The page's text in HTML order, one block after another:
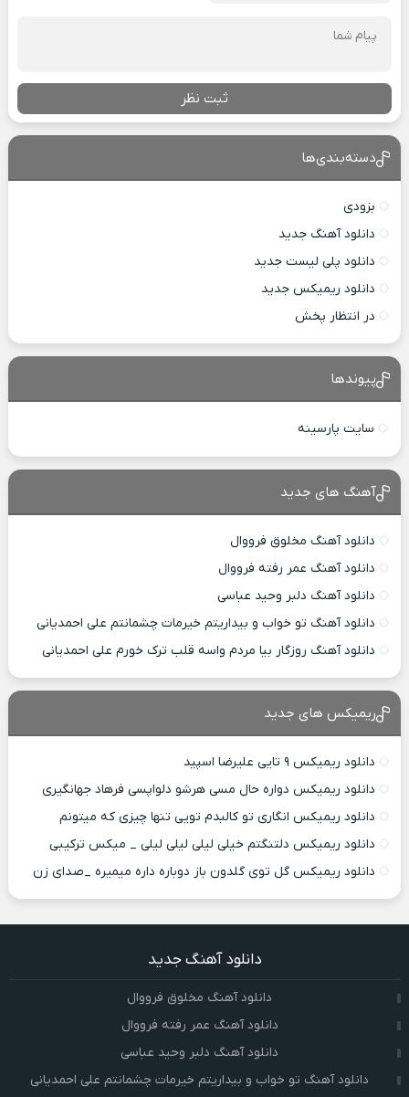
ثبت نظر
دسته‌بندی‌ها
بزودی
دانلود آهنگ جدید
دانلود پلی لیست جدید
دانلود ریمیکس جدید
در انتظار پخش
پیوندها
سایت پارسینه
آهنگ های جدید
دانلود آهنگ مخلوق فرووال
دانلود آهنگ عمر رفته فرووال
دانلود آهنگ دلبر وحید عباسی
دانلود آهنگ تو خواب و بیداریتم خیرمات چشمانتم علی احمدیانی
دانلود آهنگ روزگار بیا مردم واسه قلب ترک خورم علی احمدیانی
ریمیکس های جدید
دانلود ریمیکس ۹ تایی علیرضا اسپید
دانلود ریمیکس دواره حال مسی هرشو دلواپسی فرهاد جهانگیری
دانلود ریمیکس انگاری تو کالبدم تویی تنها چیزی که میتونم
دانلود ریمیکس دلتنگتم خیلی لیلی لیلی لیلی _ میکس ترکیبی
دانلود ریمیکس گل توی گلدون باز دوباره داره میمیره _صدای زن
دانلود آهنگ جدید
دانلود آهنگ مخلوق فرووال
دانلود آهنگ عمر رفته فرووال
دانلود آهنگ دلبر وحید عباسی
دانلود آهنگ تو خواب و بیداریتم خیرمات چشمانتم علی احمدیانی